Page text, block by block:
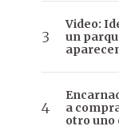
Video:
un
a
otro uno